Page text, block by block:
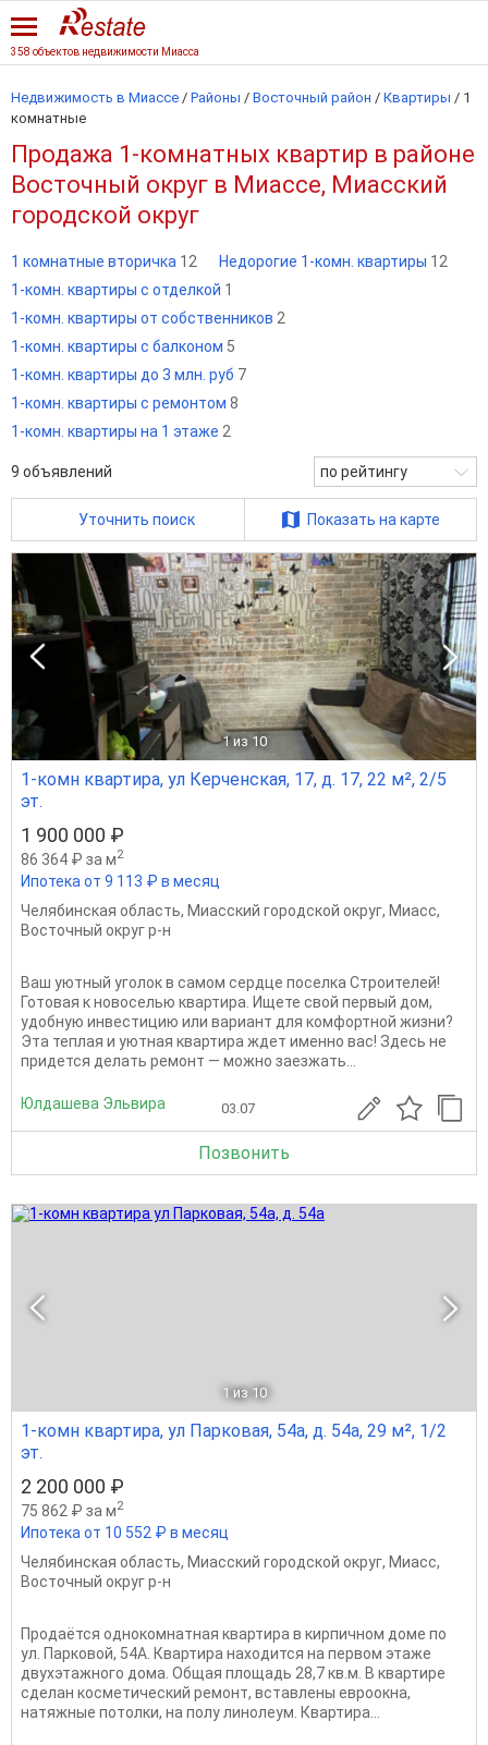
358 объектов недвижимости Миасса
Недвижимость в Миассе / Районы / Восточный район / Квартиры / 1
комнатные
Продажа 1-комнатных квартир в районе
Восточный округ в Миассе, Миасский
городской округ
1 комнатные вторичка 12 Недорогие 1-комн. квартиры 12
1-комн. квартиры с отделкой 1
1-комн. квартиры от собственников 2
1-комн. квартиры с балконом 5
1-комн. квартиры до 3 млн. руб 7
1-комн. квартиры с ремонтом 8
1-комн. квартиры на 1 этаже 2
9 объявлений по рейтингу
Уточнить поиск Показать на карте
1 из 10
1-комн квартира, ул Керченская, 17, д. 17, 22 м², 2/5
эт.
1 900 000 ₽
86 364 ₽ за м2
Ипотека от 9 113 ₽ в месяц
Челябинская область, Миасский городской округ, Миасс,
Восточный округ р-н
Ваш уютный уголок в самом сердце поселка Строителей!
Готовая к новоселью квартира. Ищете свой первый дом,
удобную инвестицию или вариант для комфортной жизни?
Эта теплая и уютная квартира ждет именно вас! Здесь не
придется делать ремонт — можно заезжать...
Юлдашева Эльвира 03.07
Позвонить
1 из 10
1-комн квартира, ул Парковая, 54а, д. 54а, 29 м², 1/2
эт.
2 200 000 ₽
75 862 ₽ за м2
Ипотека от 10 552 ₽ в месяц
Челябинская область, Миасский городской округ, Миасс,
Восточный округ р-н
Продаётся однокомнатная квартира в кирпичном доме по
ул. Парковой, 54А. Квартира находится на первом этаже
двухэтажного дома. Общая площадь 28,7 кв.м. В квартире
сделан косметический ремонт, вставлены евроокна,
натяжные потолки, на полу линолеум. Квартира...